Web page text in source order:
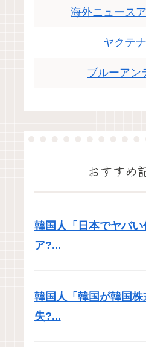
海外ニュース
ヤクテナ
ブルーアン
おすすめ
韓国人「日本でヤバい
ア?...
韓国人「韓国が韓国株
失?...